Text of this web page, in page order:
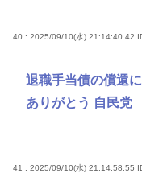
40 : 2025/09/10(水) 21:14:40.42
退職手当債の償還
ありがとう 自民党
41 : 2025/09/10(水) 21:14:58.55